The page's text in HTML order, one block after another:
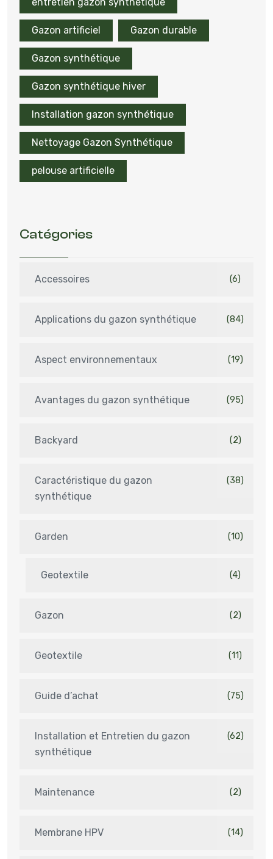
Gazon artificiel Gazon durable
Gazon synthétique
Gazon synthétique hiver
Installation gazon synthétique
Nettoyage Gazon Synthétique
pelouse artificielle
Catégories
Accessoires (6)
Applications du gazon synthétique (84)
Aspect environnementaux (19)
Avantages du gazon synthétique (95)
Backyard (2)
Caractéristique du gazon
synthétique
(38)
Garden (10)
Geotextile (4)
Gazon (2)
Geotextile (11)
Guide d’achat (75)
Installation et Entretien du gazon
synthétique
(62)
Maintenance (2)
Membrane HPV (14)